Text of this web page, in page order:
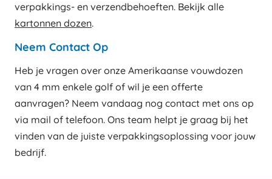
verpakkings- en verzendbehoeften. Bekijk alle
kartonnen dozen.
Neem Contact Op
Heb je vragen over onze Amerikaanse vouwdozen
van 4 mm enkele golf of wil je een offerte
aanvragen? Neem vandaag nog contact met ons op
via mail of telefoon. Ons team helpt je graag bij het
vinden van de juiste verpakkingsoplossing voor jouw
bedrijf.